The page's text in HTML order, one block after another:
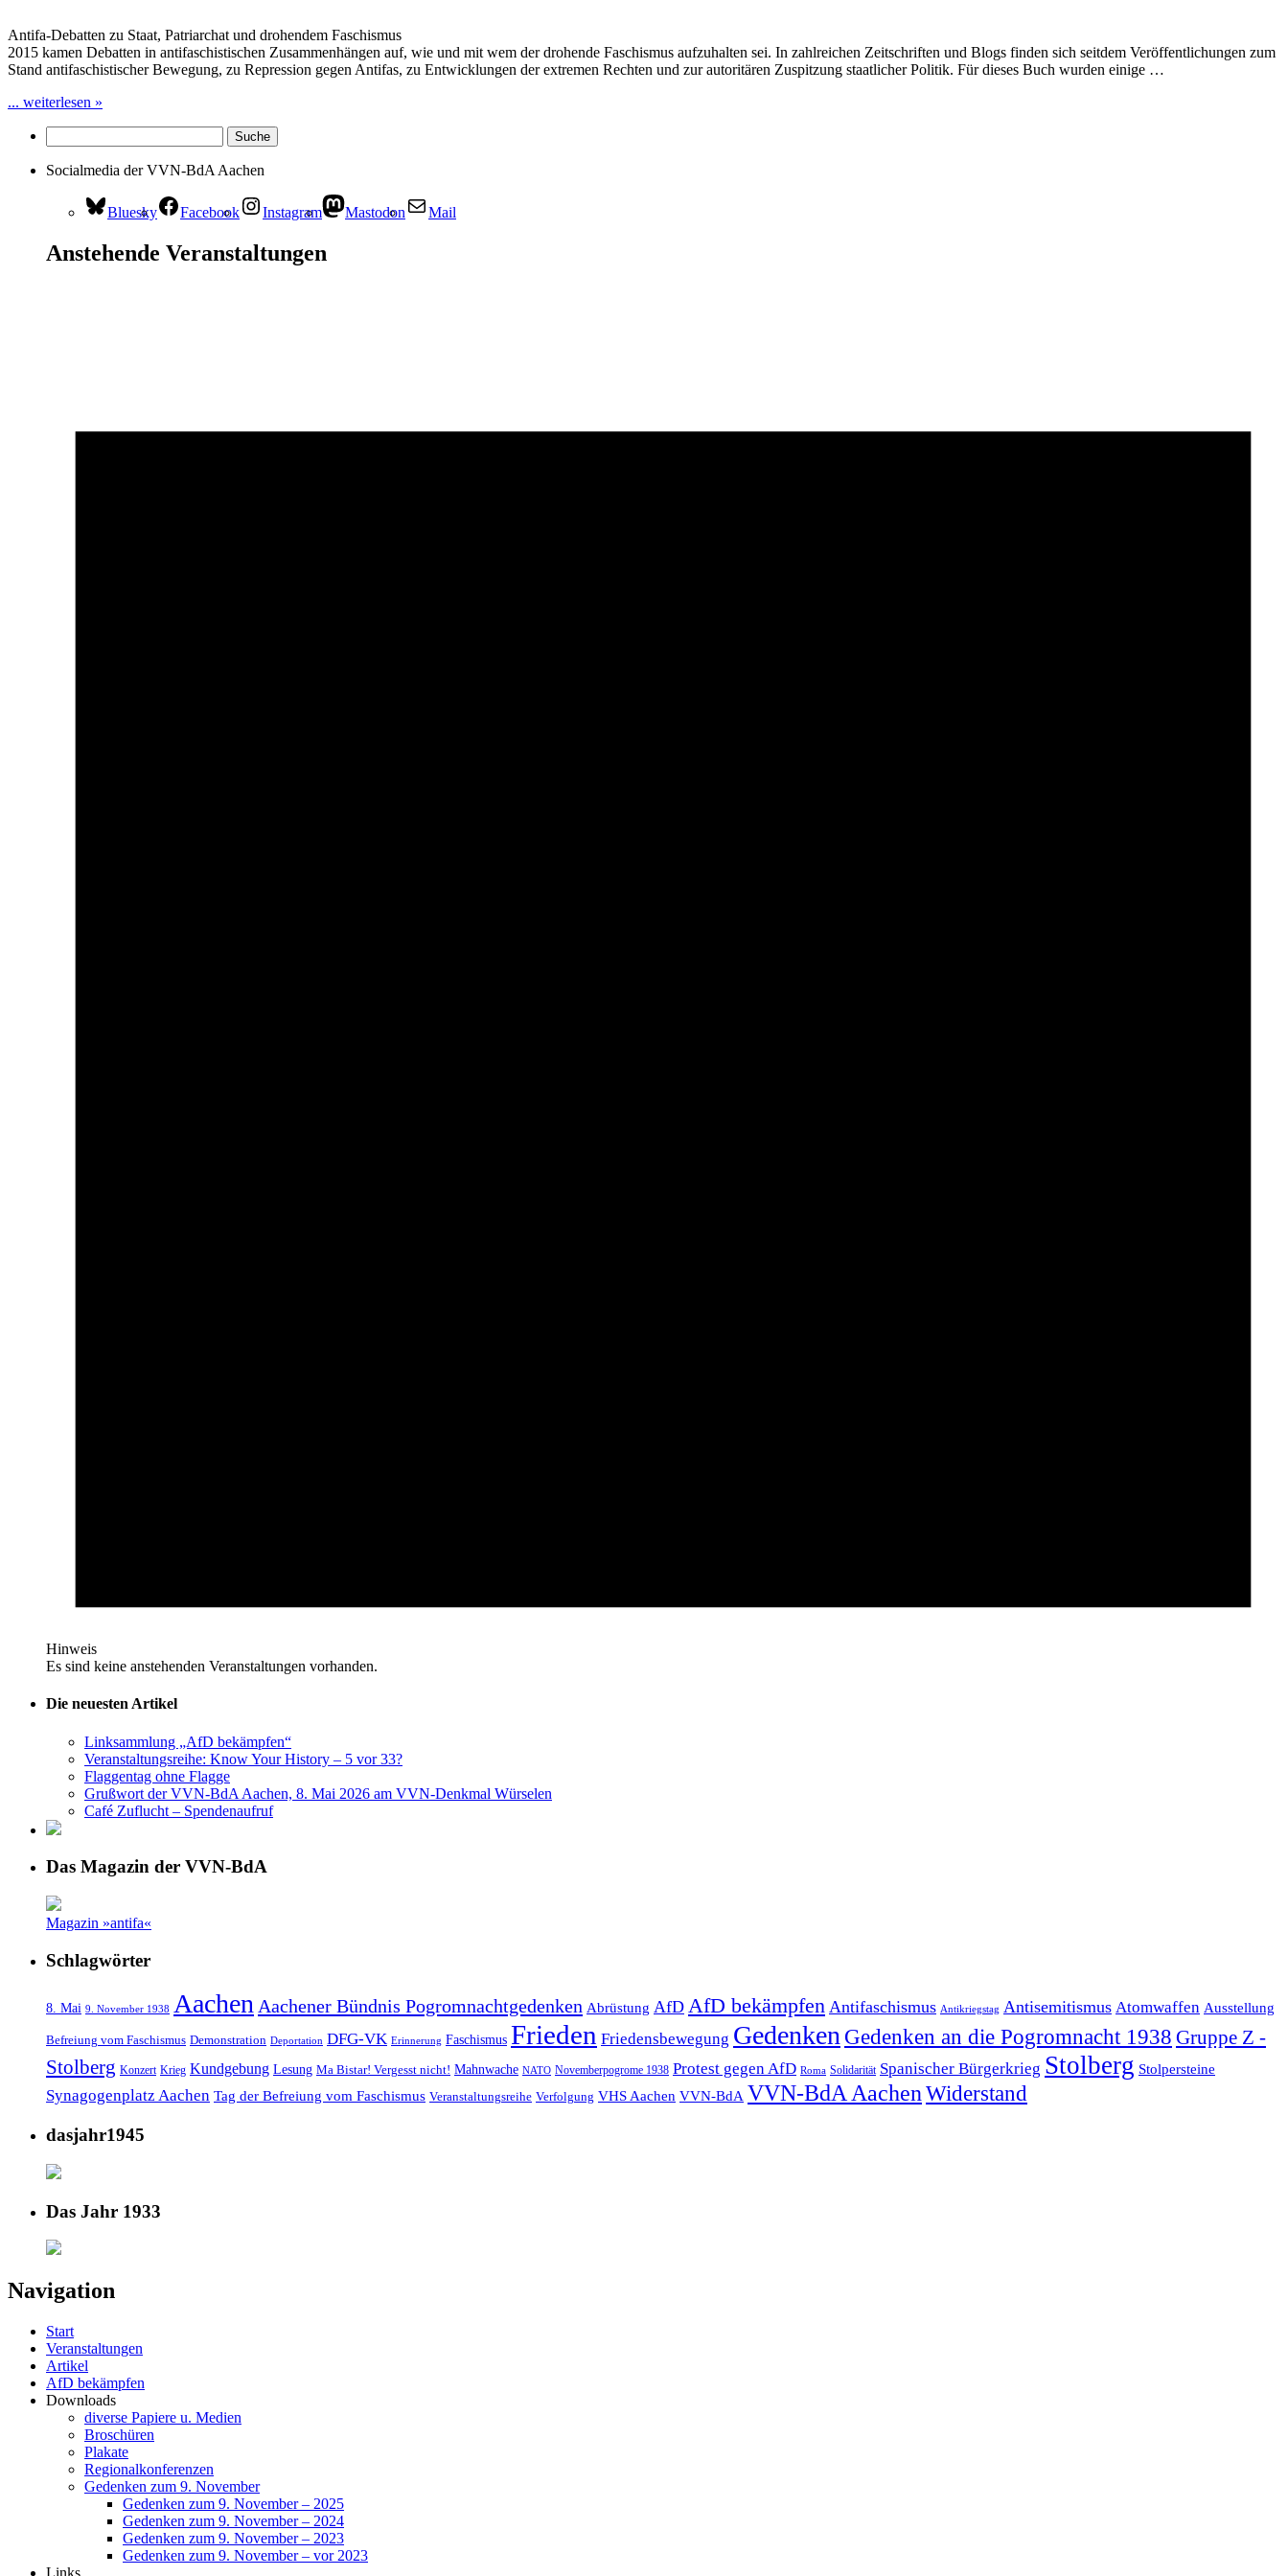
Antifa-Debatten zu Staat, Patriarchat und drohendem Faschismus
2015 kamen Debatten in antifaschistischen Zusammenhängen auf, wie und mit wem der drohende Faschismus aufzuhalten sei. In zahlreichen Zeitschriften und Blogs finden sich seitdem Veröffentlichungen zum
Stand antifaschistischer Bewegung, zu Repression gegen Antifas, zu Entwicklungen der extremen Rechten und zur autoritären Zuspitzung staatlicher Politik. Für dieses Buch wurden einige …
... weiterlesen »
Socialmedia der VVN-BdA Aachen
Bluesky Facebook Instagram Mastodon Mail
Anstehende Veranstaltungen
Hinweis
Es sind keine anstehenden Veranstaltungen vorhanden.
Die neuesten Artikel
Linksammlung „AfD bekämpfen“
Veranstaltungsreihe: Know Your History – 5 vor 33?
Flaggentag ohne Flagge
Grußwort der VVN-BdA Aachen, 8. Mai 2026 am VVN-Denkmal Würselen
Café Zuflucht – Spendenaufruf
Das Magazin der VVN-BdA
Magazin »antifa«
Schlagwörter
8. Mai 9. November 1938 AachenAachener Bündnis Pogromnachtgedenken Abrüstung AfD AfD bekämpfen Antifaschismus Antikriegstag Antisemitismus Atomwaffen Ausstellung
Befreiung vom Faschismus Demonstration Deportation DFG-VK Erinnerung Faschismus Frieden Friedensbewegung Gedenken Gedenken an die Pogromnacht 1938 Gruppe Z -
Stolberg Konzert Krieg Kundgebung Lesung Ma Bistar! Vergesst nicht! Mahnwache NATO Novemberpogrome 1938 Protest gegen AfD Roma Solidarität Spanischer Bürgerkrieg Stolberg Stolpersteine
Synagogenplatz Aachen Tag der Befreiung vom Faschismus Veranstaltungsreihe Verfolgung VHS Aachen VVN-BdA VVN-BdA AachenWiderstand
dasjahr1945
Das Jahr 1933
Navigation
Start
Veranstaltungen
Artikel
AfD bekämpfen
Downloads
diverse Papiere u. Medien
Broschüren
Plakate
Regionalkonferenzen
Gedenken zum 9. November
Gedenken zum 9. November – 2025
Gedenken zum 9. November – 2024
Gedenken zum 9. November – 2023
Gedenken zum 9. November – vor 2023